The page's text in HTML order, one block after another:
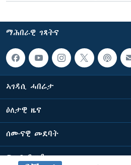
ማሕበራዊ ገጻትና
ኣገዳሲ ሓበሬታ
ዕለታዊ ዜና
ሰሙናዊ መደባት
ፍሉይ ዓምዲ